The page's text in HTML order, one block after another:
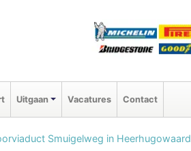
Uitgaan Vacatures Contact
Smuigelweg in Heerhugowaard